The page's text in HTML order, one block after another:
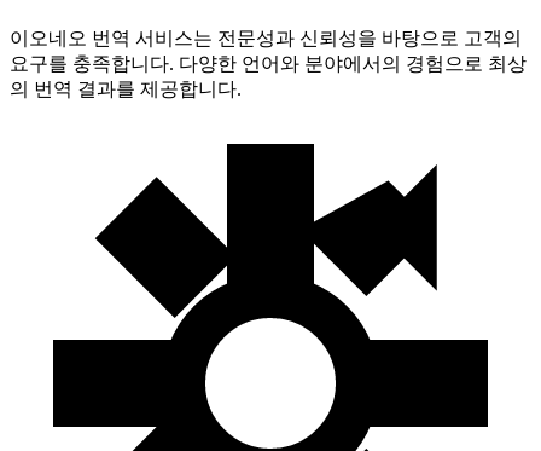
이오네오 번역 서비스는 전문성과 신뢰성을 바탕으로 고객의
요구를 충족합니다. 다양한 언어와 분야에서의 경험으로 최상
의 번역 결과를 제공합니다.